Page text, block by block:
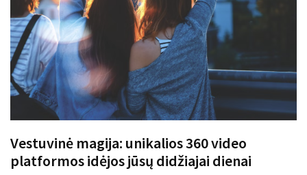
Vestuvinė magija: unikalios 360 video
platformos idėjos jūsų didžiajai dienai